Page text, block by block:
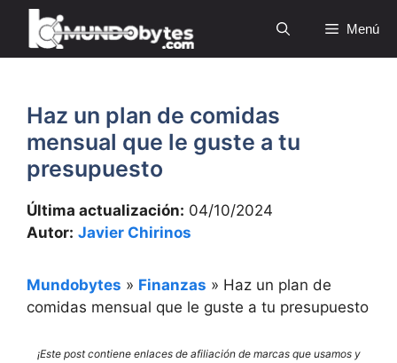
Saltar
contenido
Menú
Haz un plan de comidas
mensual que le guste a tu
presupuesto
Última actualización: 04/10/2024
Autor: Javier Chirinos
Mundobytes » Finanzas » Haz un plan de
comidas mensual que le guste a tu presupuesto
¡Este post contiene enlaces de afiliación de marcas que usamos y